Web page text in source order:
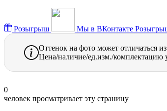
Розыгрыш Мы в ВКонтакте
Оттенок на фото может отличаться
Цена/наличие/ед.изм./комплектацию
0
человек просматривает эту страницу